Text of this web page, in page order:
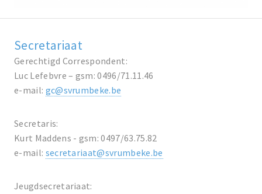
Secretariaat
Gerechtigd Correspondent:
Luc Lefebvre – gsm: 0496/71.11.46
e-mail: gc@svrumbeke.be
Secretaris:
Kurt Maddens - gsm: 0497/63.75.82
e-mail: secretariaat@svrumbeke.be
Jeugdsecretariaat: